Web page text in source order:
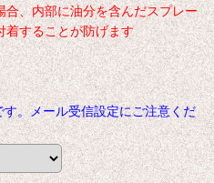
合、内部に油分を含んだスプレー
着することが防げます
。メール受信設定にご注意くだ